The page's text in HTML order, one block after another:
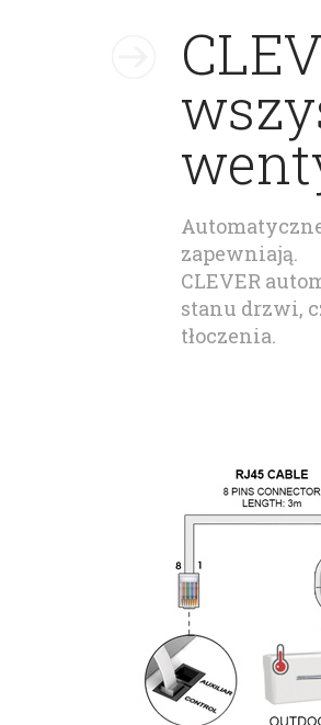
zapewniają.
CLEVER
stanu drzwi,
tłoczenia.